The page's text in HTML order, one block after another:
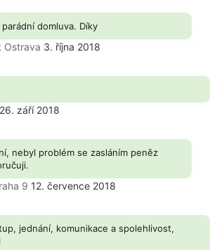
domluva. Díky
Ostrava 3. října 2018
26. září 2018
nebyl problém se zasláním peněz
9 12. července 2018
jednání, komunikace a spolehlivost,